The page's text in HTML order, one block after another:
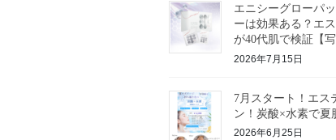
エニシーグローパ
ーは効果ある？エ
が40代肌で検証【写
2026年7月15日
7月スタート！エス
ン！炭酸×水素で夏
2026年6月25日